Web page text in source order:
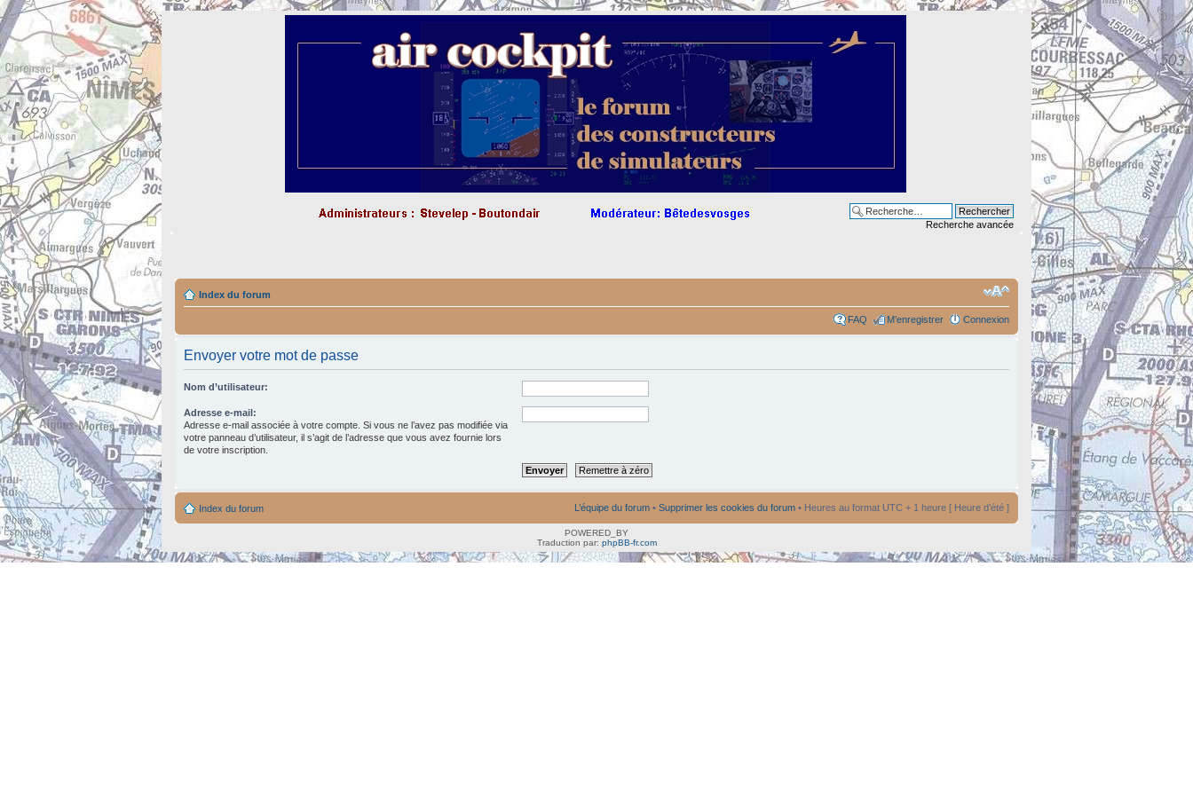
Recherche avancée
Index du forum
FAQ M’enregistrer Connexion
Envoyer votre mot de passe
Nom d’utilisateur:
Adresse e-mail:
Adresse e-mail associée à votre compte. Si vous ne l’avez pas modifiée via
votre panneau d’utilisateur, il s’agit de l’adresse que vous avez fournie lors
de votre inscription.
Index du forum L’équipe du forum • Supprimer les cookies du forum • Heures au format UTC + 1 heure [ Heure d’été ]
POWERED_BY
Traduction par: phpBB-fr.com